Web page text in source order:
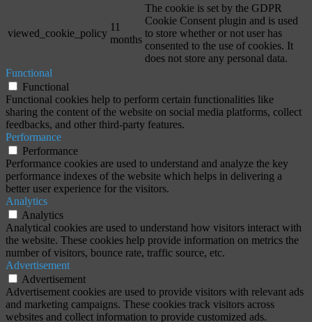
viewed_cookie_policy
11
months
The cookie is set by the GDPR
Cookie Consent plugin and is used
to store whether or not user has
consented to the use of cookies. It
does not store any personal data.
Functional
Functional
Functional cookies help to perform certain functionalities like
sharing the content of the website on social media platforms, collect
feedbacks, and other third-party features.
Performance
Performance
Performance cookies are used to understand and analyze the key
performance indexes of the website which helps in delivering a
better user experience for the visitors.
Analytics
Analytics
Analytical cookies are used to understand how visitors interact with
the website. These cookies help provide information on metrics the
number of visitors, bounce rate, traffic source, etc.
Advertisement
Advertisement
Advertisement cookies are used to provide visitors with relevant ads
and marketing campaigns. These cookies track visitors across
websites and collect information to provide customized ads.